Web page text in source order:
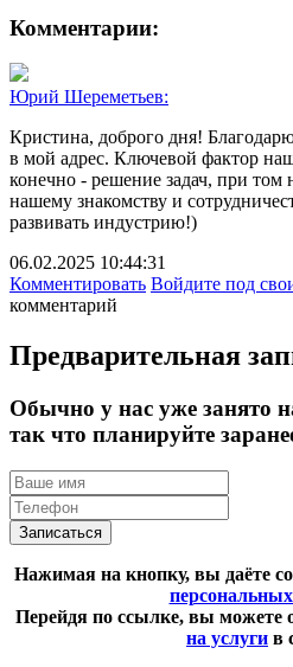
Комментарии:
Юрий Шереметьев:
Кристина, доброго дня!
в мой адрес. Ключевой фактор
конечно - решение задач, при том
нашему знакомству и
развивать индустрию!)
06.02.2025 10:44:31
Комментировать Войдите под
комментарий
Предварительная
Обычно у нас уже занято
так что планируйте
Записаться
Нажимая на кнопку, вы даёте
Перейдя по ссылке, вы можете
на услуги в